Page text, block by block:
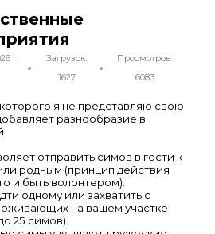
г.
Загрузок:
1627
Просмотров:
6083
я не представляю свою
разнообразие в
отправить симов в гости к
родным (принцип действия
и быть волонтером).
одному или захватить с
на вашем участке
25 симов).